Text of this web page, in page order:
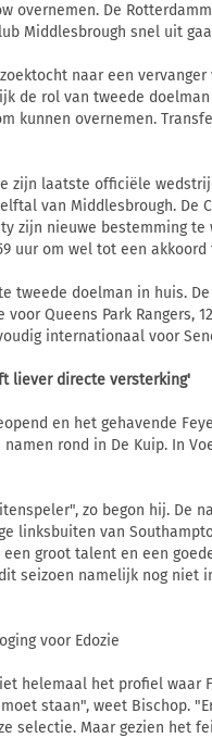
overnemen. De
Middlesbrough snel uit
naar een
de rol van tweede
kunnen overnemen.
zijn laatste officiële
van Middlesbrough. De
zijn nieuwe bestemming
uur om wel tot een akkoord
tweede doelman in huis.
Queens Park Rangers,
internationaal voor
liever directe versterking'
en het gehavende
rond in De Kuip. In
zo begon hij. De
linksbuiten van
groot talent en een
seizoen namelijk nog niet
voor Edozie
helemaal het profiel waar
staan", weet Bischop.
selectie. Maar gezien het